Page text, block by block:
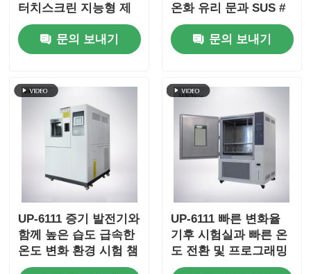
터치스크린 지능형 제
어 기능을 갖춘 고저온
테스트 챔버문의 보내기
온화 유리 문과 SUS #
304 스테인리스 스틸
내부
문의 보내기
UP-6111 증기 발전기와
함께 높은 습도 급속한
온도 변화 환경 시험 챔
버
UP-6111 빠른 변화율
기후 시험실과 빠른 온
도 전환 및 프로그래밍
가능한 컨트롤러